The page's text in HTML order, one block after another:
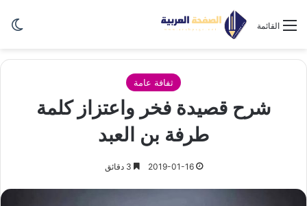
القائمة
ثفافة عامة
شرح قصيدة فخر واعتزاز كلمة
طرفة بن العبد
2019-01-16